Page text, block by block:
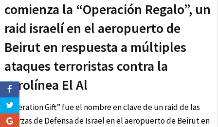
comienza la “Operación Regalo”, un
raid israelí en el aeropuerto de
Beirut en respuesta a múltiples
ataques terroristas contra la
aerolínea El Al
“Operation Gift” fue el nombre en clave de un raid de las
Fuerzas de Defensa de Israel en el aeropuerto de Beirut en